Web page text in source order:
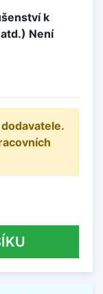
k
Není